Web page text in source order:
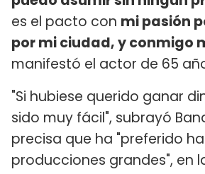
es el pacto con mi pasión
por mi ciudad, y conmigo
manifestó el actor de 65
"Si hubiese querido ganar
sido muy fácil", subrayó
precisa que ha "preferido
producciones grandes", en